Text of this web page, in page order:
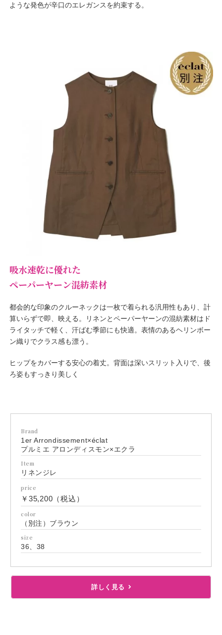
ような発色が辛口のエレガンスを約束する。
吸水速乾に優れた
ペーパーヤーン混紡素材
都会的な印象のクルーネックは一枚で着られる汎用性もあり、計
算いらずで即、映える。リネンとペーパーヤーンの混紡素材はド
ライタッチで軽く、汗ばむ季節にも快適。表情のあるヘリンボー
ン織りでクラス感も漂う。
ヒップをカバーする安心の着丈。背面は深いスリット入りで、後
ろ姿もすっきり美しく
Brand
1er Arrondissement×éclat
プルミエ アロンディスモン×エクラ
Item
リネンジレ
price
￥35,200（税込）
color
（別注）ブラウン
size
36、38
詳しく見る